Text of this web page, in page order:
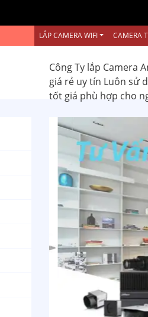
LẮP CAMERA WIFI CAMERA
Công Ty lắp Camera
giá rẻ uy tín Luôn sử
tốt giá phù hợp cho